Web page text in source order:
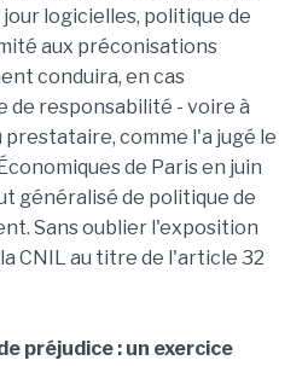
logicielles, politique de
aux préconisations
conduira, en cas
de responsabilité - voire à
comme l'a jugé le
de Paris en juin
généralisé de politique de
Sans oublier l'exposition
CNIL au titre de l'article 32
préjudice : un exercice